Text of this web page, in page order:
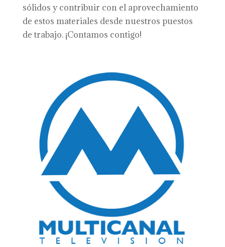
sólidos y contribuir con el aprovechamiento
de estos materiales desde nuestros puestos
de trabajo. ¡Contamos contigo!